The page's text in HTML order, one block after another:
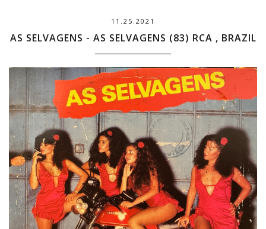
11.25.2021
AS SELVAGENS - AS SELVAGENS (83) RCA , BRAZIL